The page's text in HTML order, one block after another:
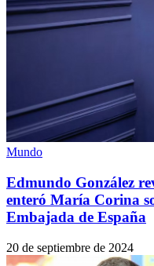
Mundo
Edmundo González
enteró María Corina
Embajada de España
20 de septiembre de 2024